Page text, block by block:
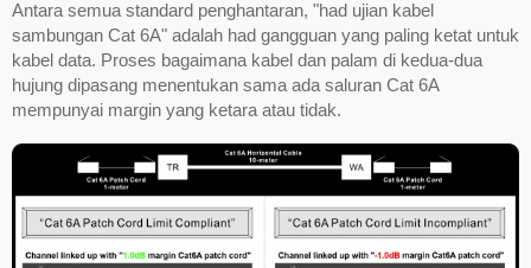
Antara semua standard penghantaran, "had ujian kabel
sambungan Cat 6A" adalah had gangguan yang paling ketat untuk
kabel data. Proses bagaimana kabel dan palam di kedua-dua
hujung dipasang menentukan sama ada saluran Cat 6A
mempunyai margin yang ketara atau tidak.